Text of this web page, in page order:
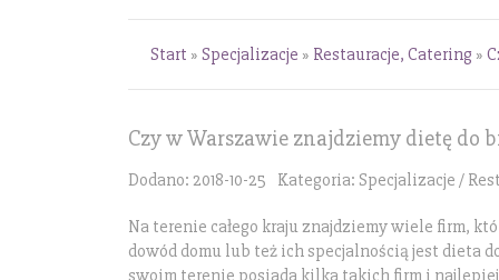
Start » Specjalizacje » Restauracje, Catering »
Czy w Warszawie znajdziemy dietę do
Dodano: 2018-10-25 Kategoria: Specjalizacje /
Na terenie całego kraju znajdziemy wiele firm,
dowód domu lub też ich specjalnością jest dieta
swoim terenie posiada kilka takich firm i